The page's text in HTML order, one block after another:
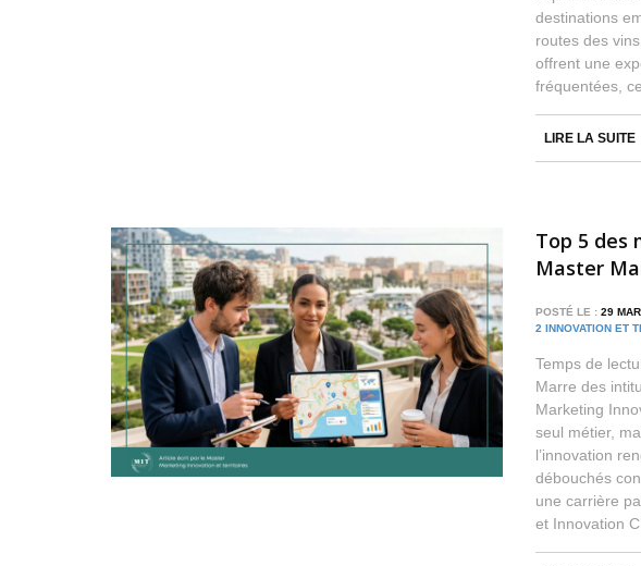
destinations
routes des
offrent une
fréquentées,
LIRE LA SUITE
Top 5 des
Master
POSTÉ LE : 29
2 INNOVATION ET
Temps de
Marre des
Marketing
seul métier,
l’innovation
débouchés
une carrière
et Innovation